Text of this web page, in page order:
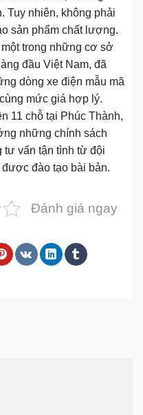
Tuy nhiên, không phải
sản phẩm chất lượng.
trong những cơ sở
đầu Việt Nam, đã
dòng xe điện mẫu mã
mức giá hợp lý.
11 chỗ tại Phúc Thành,
những chính sách
tư vấn tận tình từ đội
đào tạo bài bản.
Đánh giá ngay